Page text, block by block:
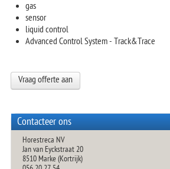
gas
sensor
liquid control
Advanced Control System - Track&Trace
Vraag offerte aan
Contacteer ons
Horestreca NV
Jan van Eyckstraat 20
8510 Marke (Kortrijk)